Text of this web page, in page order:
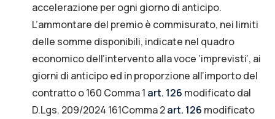
accelerazione per ogni giorno di anticipo.
L’ammontare del premio è commisurato, nei limiti
delle somme disponibili, indicate nel quadro
economico dell’intervento alla voce ‘imprevisti’, ai
giorni di anticipo ed in proporzione all’importo del
contratto o 160 Comma 1 art. 126 modificato dal
D.Lgs. 209/2024 161Comma 2art. 126 modificato